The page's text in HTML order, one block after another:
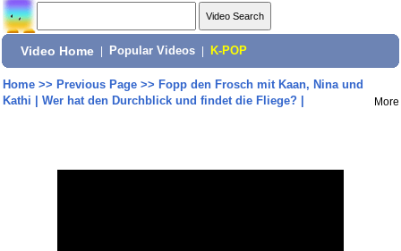
Video Home Popular Videos K-POP
Home>> Previous Page>> Fopp den Frosch mit Kaan, Nina und
Kathi | Wer hat den Durchblick und findet die Fliege? |
More